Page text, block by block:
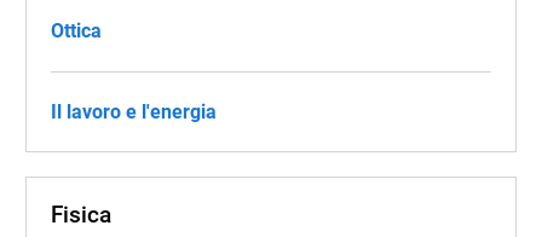
Ottica
Il lavoro e l'energia
Fisica